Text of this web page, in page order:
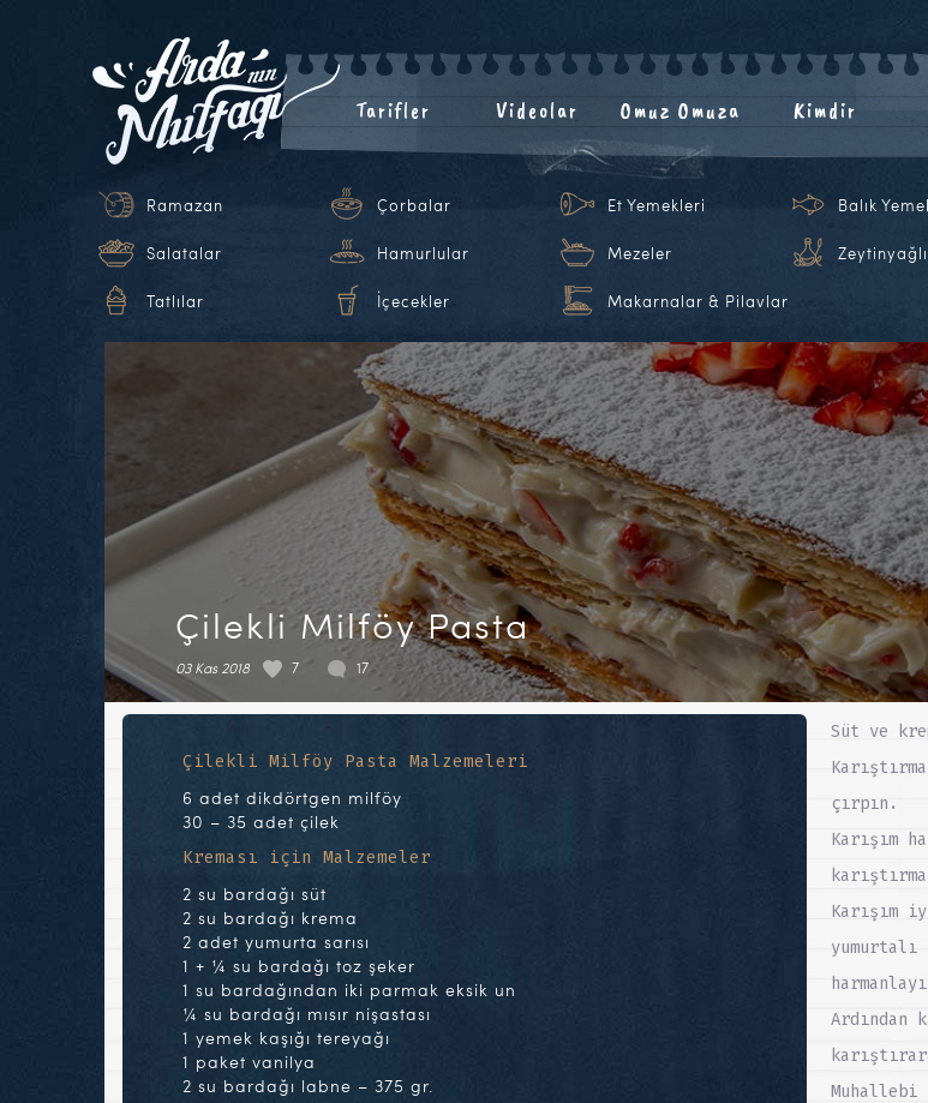
Tarifler Videolar Omuz Omuza Kimdir
Ramazan Çorbalar Et Yemekleri Balık
Salatalar Hamurlular Mezeler
Tatlılar İçecekler Makarnalar & Pilavlar
Çilekli Milföy Pasta
03 Kas 2018 7 17
Çilekli Milföy Pasta Malzemeleri
6 adet dikdörtgen milföy
30 – 35 adet çilek
Kreması için Malzemeler
2 su bardağı süt
2 su bardağı krema
2 adet yumurta sarısı
1 + ¼ su bardağı toz şeker
1 su bardağından iki parmak eksik un
¼ su bardağı mısır nişastası
1 yemek kaşığı tereyağı
1 paket vanilya
2 su bardağı labne – 375 gr.
Süt ve
çırpın.
Karışım
Karışım
Ardından
Muhallebi